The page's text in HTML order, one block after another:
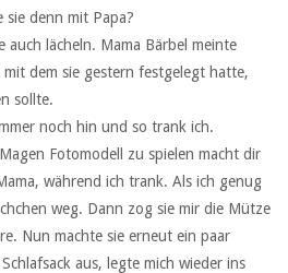
sie denn mit Papa?
lächeln. Mama Bärbel meinte
mit dem sie gestern festgelegt hatte,
sollte.
noch hin und so trank ich.
Fotomodell zu spielen macht dir
während ich trank. Als ich genug
weg. Dann zog sie mir die Mütze
Nun machte sie erneut ein paar
aus, legte mich wieder ins